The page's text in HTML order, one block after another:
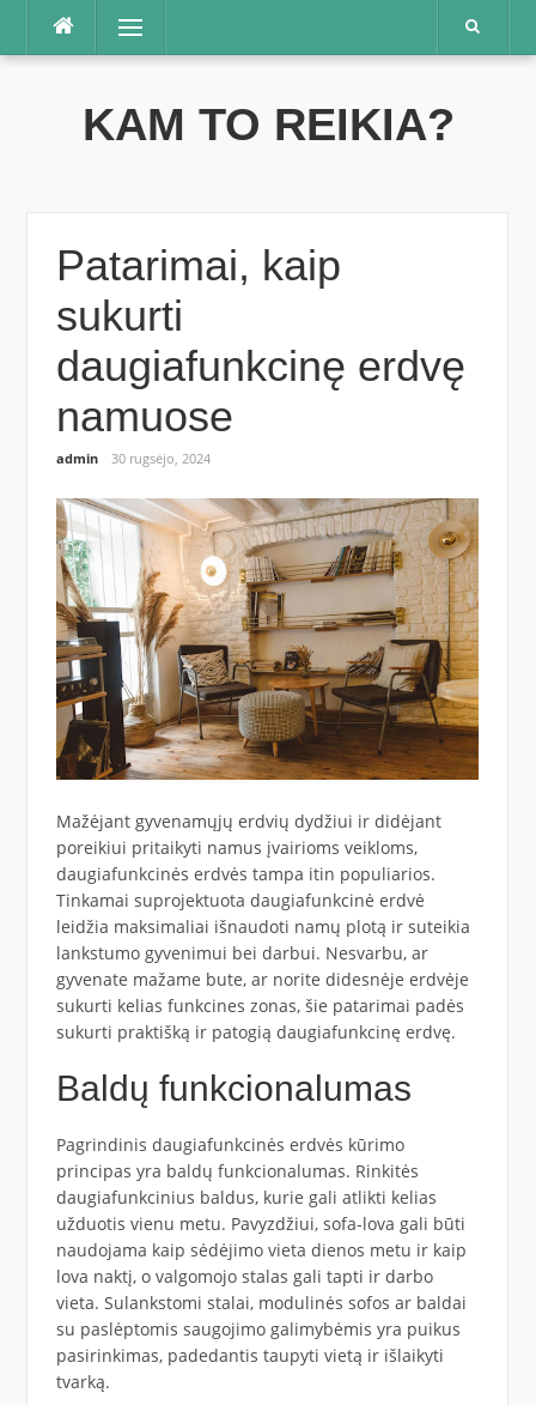
Praleisti
Meniu
KAM TO REIKIA?
Patarimai, kaip
sukurti
daugiafunkcinę erdvę
namuose
admin 30 rugsėjo, 2024
Mažėjant gyvenamųjų erdvių dydžiui ir didėjant
poreikiui pritaikyti namus įvairioms veikloms,
daugiafunkcinės erdvės tampa itin populiarios.
Tinkamai suprojektuota daugiafunkcinė erdvė
leidžia maksimaliai išnaudoti namų plotą ir suteikia
lankstumo gyvenimui bei darbui. Nesvarbu, ar
gyvenate mažame bute, ar norite didesnėje erdvėje
sukurti kelias funkcines zonas, šie patarimai padės
sukurti praktišką ir patogią daugiafunkcinę erdvę.
Baldų funkcionalumas
Pagrindinis daugiafunkcinės erdvės kūrimo
principas yra baldų funkcionalumas. Rinkitės
daugiafunkcinius baldus, kurie gali atlikti kelias
užduotis vienu metu. Pavyzdžiui, sofa-lova gali būti
naudojama kaip sėdėjimo vieta dienos metu ir kaip
lova naktį, o valgomojo stalas gali tapti ir darbo
vieta. Sulankstomi stalai, modulinės sofos ar baldai
su paslėptomis saugojimo galimybėmis yra puikus
pasirinkimas, padedantis taupyti vietą ir išlaikyti
tvarką.